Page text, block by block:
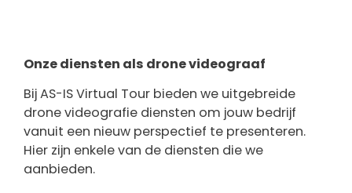
Onze diensten als drone videograaf
Bij AS-IS Virtual Tour bieden we uitgebreide
drone videografie diensten om jouw bedrijf
vanuit een nieuw perspectief te presenteren.
Hier zijn enkele van de diensten die we
aanbieden.